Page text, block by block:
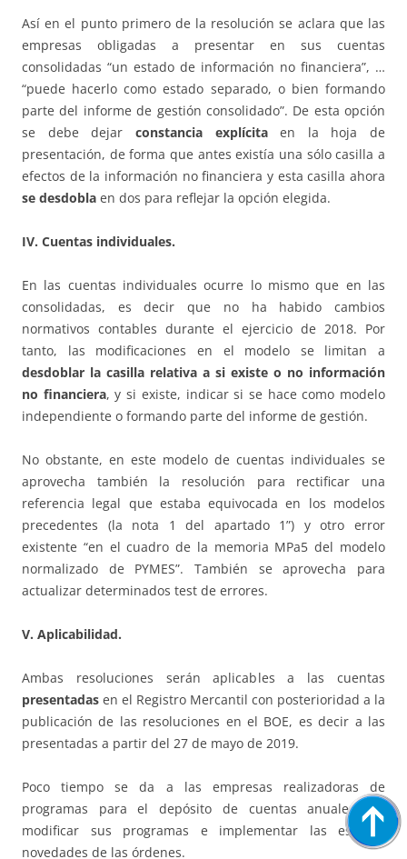
Así en el punto primero de la resolución se aclara que las
empresas obligadas a presentar en sus cuentas
consolidadas “un estado de información no financiera”, …
“puede hacerlo como estado separado, o bien formando
parte del informe de gestión consolidado”. De esta opción
se debe dejar constancia explícitaen la hoja de
presentación, de forma que antes existía una sólo casilla a
efectos de la información no financiera y esta casilla ahora
se desdobla en dos para reflejar la opción elegida.
IV. Cuentas individuales.
En las cuentas individuales ocurre lo mismo que en las
consolidadas, es decir que no ha habido cambios
normativos contables durante el ejercicio de 2018. Por
tanto, las modificaciones en el modelo se limitan a
desdoblar la casilla relativa a si existe o no información
no financiera, y si existe, indicar si se hace como modelo
independiente o formando parte del informe de gestión.
No obstante, en este modelo de cuentas individuales se
aprovecha también la resolución para rectificar una
referencia legal que estaba equivocada en los modelos
precedentes (la nota 1 del apartado 1”) y otro error
existente “en el cuadro de la memoria MPa5 del modelo
normalizado de PYMES”. También se aprovecha para
actualizar determinados test de errores.
V. Aplicabilidad.
Ambas resoluciones serán aplicables a las cuentas
presentadas en el Registro Mercantil con posterioridad a la
publicación de las resoluciones en el BOE, es decir a las
presentadas a partir del 27 de mayo de 2019.
Poco tiempo se da a las empresas realizadoras de
programas para el depósito de cuentas anuales, de
modificar sus programas e implementar las escasas
novedades de las órdenes.